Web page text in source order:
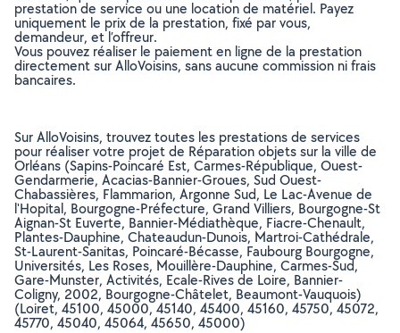
prestation de service ou une location de matériel. Payez
uniquement le prix de la prestation, fixé par vous,
demandeur, et l’offreur.
Vous pouvez réaliser le paiement en ligne de la prestation
directement sur AlloVoisins, sans aucune commission ni frais
bancaires.
Sur AlloVoisins, trouvez toutes les prestations de services
pour réaliser votre projet de Réparation objets sur la ville de
Orléans (Sapins-Poincaré Est, Carmes-République, Ouest-
Gendarmerie, Acacias-Bannier-Groues, Sud Ouest-
Chabassières, Flammarion, Argonne Sud, Le Lac-Avenue de
l'Hopital, Bourgogne-Préfecture, Grand Villiers, Bourgogne-St
Aignan-St Euverte, Bannier-Médiathèque, Fiacre-Chenault,
Plantes-Dauphine, Chateaudun-Dunois, Martroi-Cathédrale,
St-Laurent-Sanitas, Poincaré-Bécasse, Faubourg Bourgogne,
Universités, Les Roses, Mouillère-Dauphine, Carmes-Sud,
Gare-Munster, Activités, Ecale-Rives de Loire, Bannier-
Coligny, 2002, Bourgogne-Châtelet, Beaumont-Vauquois)
(Loiret, 45100, 45000, 45140, 45400, 45160, 45750, 45072,
45770, 45040, 45064, 45650, 45000)